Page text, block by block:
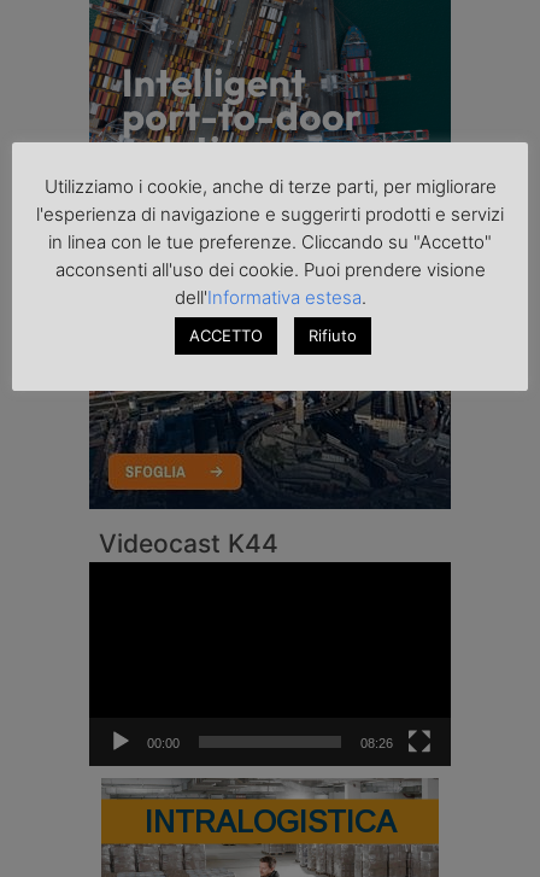
Videocast K44
00:00 08:26
INTRALOGISTICA
Utilizziamo i cookie, anche di terze parti, per migliorare
l'esperienza di navigazione e suggerirti prodotti e servizi
in linea con le tue preferenze. Cliccando su "Accetto"
acconsenti all'uso dei cookie. Puoi prendere visione
dell'Informativa estesa.
ACCETTO Rifiuto